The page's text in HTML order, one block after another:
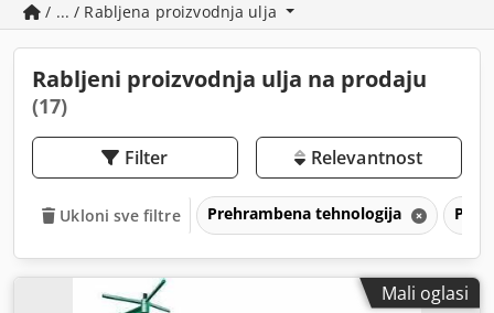
/ ... / Rabljena proizvodnja ulja
Rabljeni proizvodnja ulja na prodaju
(17)
Filter Relevantnost
Ukloni sve filtre Prehrambena tehnologija
Mali oglasi